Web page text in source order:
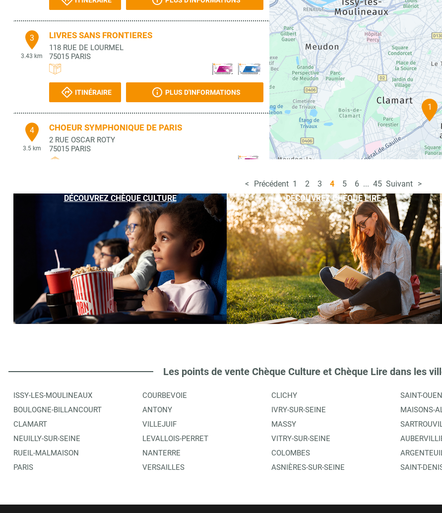
3
3.43 km
LIVRES SANS FRONTIERES
118 RUE DE LOURMEL
75015 PARIS
ITINÉRAIRE PLUS D'INFORMATIONS
4
3.5 km
CHOEUR SYMPHONIQUE DE PARIS
2 RUE OSCAR ROTY
75015 PARIS
MAISON DE LA PRESSE
15 RUE DE LA MAIRIE
CHATILLON
ITINÉRAIRE PLUS D'INFORMATIONS
6 LIBRAIRIE LAVOCAT
101 AV. MOZART
PLUS D'INFORMATIONS
7
3.63 km
EDITIONS BONNETON
1
Précédent 1 2 3 4 5 6 ... 45 Suivant
DÉCOUVREZ CHÈQUE CULTURE
DÉCOUVREZ CHÈQUE LIRE
Les points de vente Chèque Culture et Chèque Lire dans les
ISSY-LES-MOULINEAUX
BOULOGNE-BILLANCOURT
CLAMART
NEUILLY-SUR-SEINE
RUEIL-MALMAISON
PARIS
COURBEVOIE
ANTONY
VILLEJUIF
LEVALLOIS-PERRET
NANTERRE
VERSAILLES
CLICHY
IVRY-SUR-SEINE
MASSY
VITRY-SUR-SEINE
COLOMBES
ASNIÈRES-SUR-SEINE
SAINT-
MAISONS-
SAINT-